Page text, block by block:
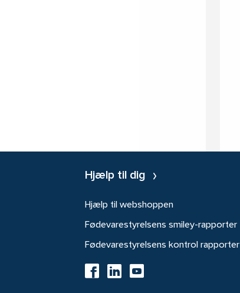
Hjælp til dig
Hjælp til webshoppen
Fødevarestyrelsens smiley-rapporter
Fødevarestyrelsens kontrol rapporter